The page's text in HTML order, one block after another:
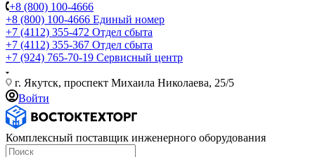
+8 (800) 100-4666
+8 (800) 100-4666 Единый номер
+7 (4112) 355-472 Отдел сбыта
+7 (4112) 355-367 Отдел сбыта
+7 (924) 765-70-19 Сервисный центр
г. Якутск, проспект Михаила Николаева, 25/5
Войти
Комплексный поставщик инженерного оборудования